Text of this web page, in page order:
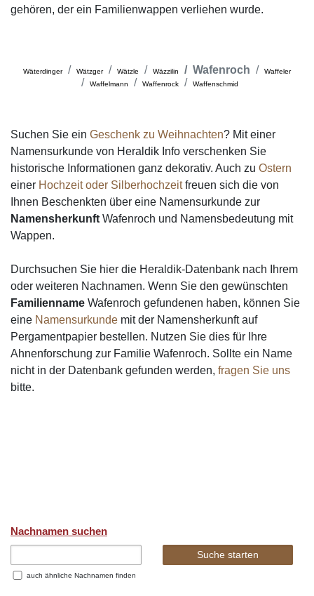
gehören, der ein Familienwappen verliehen wurde.
Wäterdinger Wätzger Wätzle Wäzzilin Wafenroch
Waffeler
Waffelmann
Waffenrock Waffenschmid
Suchen Sie ein Geschenk zu Weihnachten? Mit einer
Namensurkunde von Heraldik Info verschenken Sie
historische Informationen ganz dekorativ. Auch zu Ostern
einer Hochzeit oder Silberhochzeitfreuen sich die von
Ihnen Beschenkten über eine Namensurkunde zur
Namensherkunft Wafenroch und Namensbedeutung mit
Wappen.
Durchsuchen Sie hier die Heraldik-Datenbank nach Ihrem
oder weiteren Nachnamen. Wenn Sie den gewünschten
Familienname Wafenroch gefundenen haben, können Sie
eine Namensurkunde mit der Namensherkunft auf
Pergamentpapier bestellen. Nutzen Sie dies für Ihre
Ahnenforschung zur Familie Wafenroch. Sollte ein Name
nicht in der Datenbank gefunden werden, fragen Sie uns
bitte.
Nachnamen suchen
auch ähnliche Nachnamen finden